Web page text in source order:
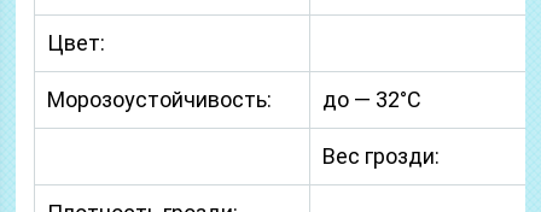
Цвет:
Морозоустойчивость: до — 32°C
Вес грозди: